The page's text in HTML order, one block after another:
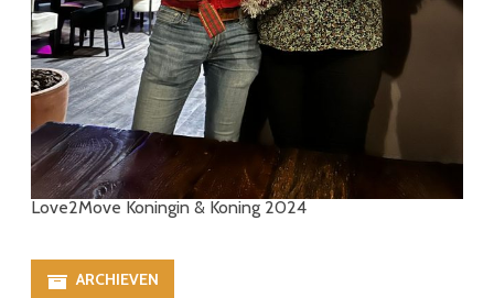
Love2Move Koningin & Koning 2024
ARCHIEVEN